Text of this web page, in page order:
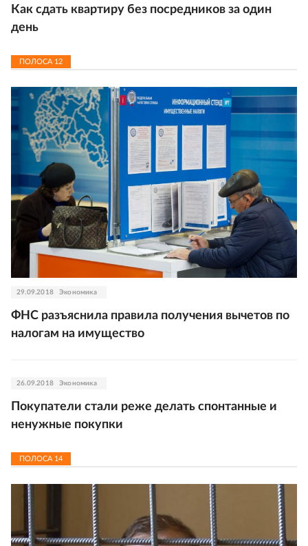
Как сдать квартиру без посредников за один
день
ПОЛОСА 12
29.09.2018 Экономика
ФНС разъяснила правила получения вычетов по
налогам на имущество
26.09.2018 Экономика
Покупатели стали реже делать спонтанные и
ненужные покупки
ПОЛОСА 14